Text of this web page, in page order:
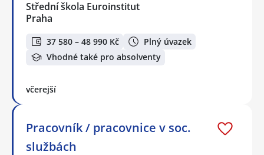
Střední škola Euroinstitut
Praha
37 580 – 48 990 Kč
Plný úvazek
Vhodné také pro absolventy
včerejší
Pracovník / pracovnice v soc.
službách